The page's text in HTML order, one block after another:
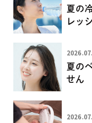
夏の
レッ
夏の
せん